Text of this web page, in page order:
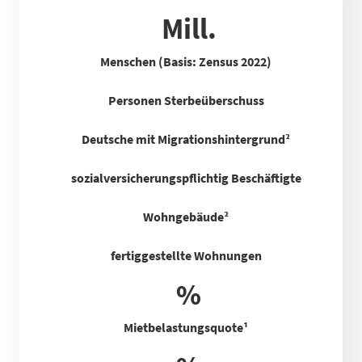
Mill.
Menschen (Basis: Zensus 2022)
Personen Sterbeüberschuss
Deutsche mit Migrationshintergrund²
sozialversicherungspflichtig Beschäftigte
Wohngebäude²
fertiggestellte Wohnungen
%
Mietbelastungsquote¹